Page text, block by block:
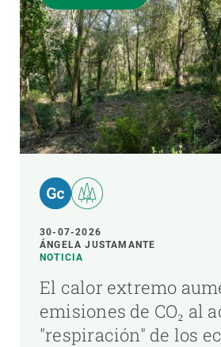
30-07-2026
ÁNGELA JUSTAMANTE
NOTICIA
El calor extremo
emisiones de CO₂ al
"respiración" de los